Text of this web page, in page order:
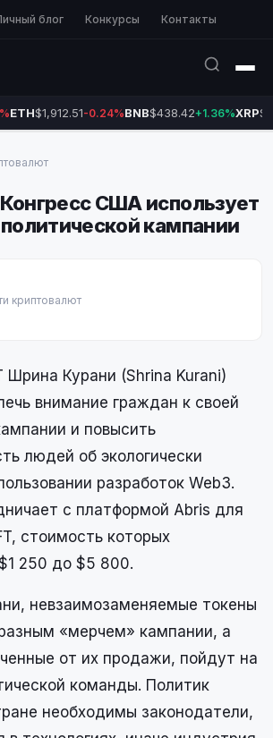
блог Конкурсы Контакты
ETH$1,912.51-0.24%BNB$438.42+1.36%XRP
США использует
политической кампании
криптовалют
Курани (Shrina Kurani)
внимание граждан к своей
и повысить
людей об экологически
разработок Web3.
с платформой Abris для
стоимость которых
250 до $5 800.
невзаимозаменяемые токены
«мерчем» кампании, а
от их продажи, пойдут на
команды. Политик
необходимы законодатели,